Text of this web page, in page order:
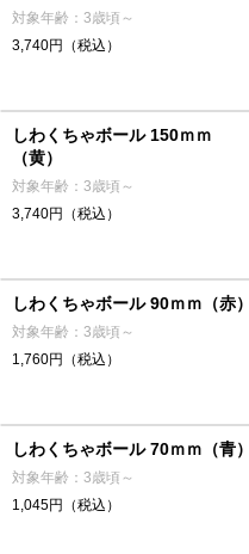
対象年齢：3歳頃～
3,740円（税込）
しわくちゃボール 150ｍｍ
（黄）
対象年齢：3歳頃～
3,740円（税込）
しわくちゃボール 90ｍｍ（赤）
対象年齢：3歳頃～
1,760円（税込）
しわくちゃボール 70ｍｍ（青）
対象年齢：3歳頃～
1,045円（税込）